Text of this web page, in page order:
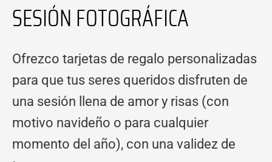
SESIÓN FOTOGRÁFICA
Ofrezco tarjetas de regalo personalizadas
para que tus seres queridos disfruten de
una sesión llena de amor y risas (con
motivo navideño o para cualquier
momento del año), con una validez de